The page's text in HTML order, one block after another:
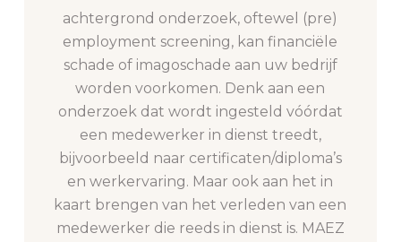
achtergrond onderzoek, oftewel (pre)
employment screening, kan financiële
schade of imagoschade aan uw bedrijf
worden voorkomen. Denk aan een
onderzoek dat wordt ingesteld vóórdat
een medewerker in dienst treedt,
bijvoorbeeld naar certificaten/diploma’s
en werkervaring. Maar ook aan het in
kaart brengen van het verleden van een
medewerker die reeds in dienst is. MAEZ